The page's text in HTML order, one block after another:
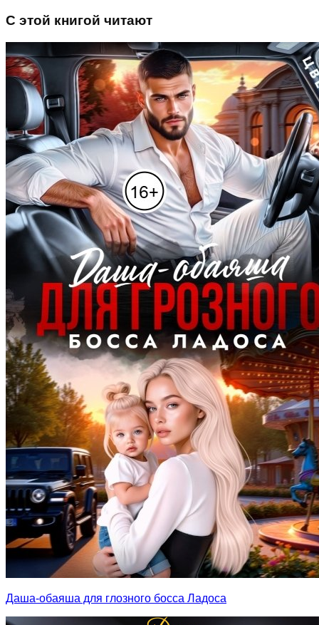
С этой книгой читают
Даша-обаяша для глозного босса Ладоса